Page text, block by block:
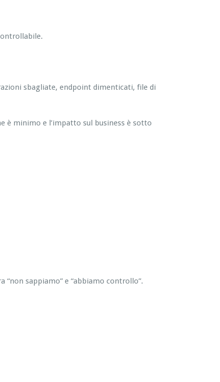
sbagliate, endpoint dimenticati, file di
è minimo e l’impatto sul business è sotto
sappiamo” e “abbiamo controllo”.